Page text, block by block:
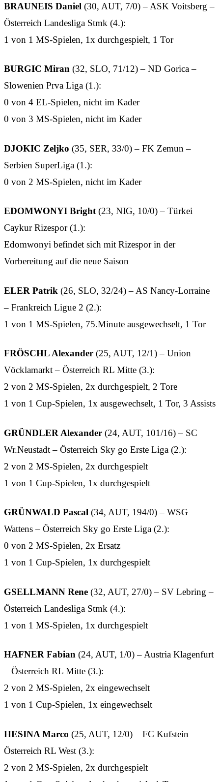
BRAUNEIS Daniel (30, AUT, 7/0) – ASK Voitsberg –
Österreich Landesliga Stmk (4.):
1 von 1 MS-Spielen, 1x durchgespielt, 1 Tor
BURGIC Miran (32, SLO, 71/12) – ND Gorica –
Slowenien Prva Liga (1.):
0 von 4 EL-Spielen, nicht im Kader
0 von 3 MS-Spielen, nicht im Kader
DJOKIC Zeljko (35, SER, 33/0) – FK Zemun –
Serbien SuperLiga (1.):
0 von 2 MS-Spielen, nicht im Kader
EDOMWONYI Bright (23, NIG, 10/0) – Türkei
Caykur Rizespor (1.):
Edomwonyi befindet sich mit Rizespor in der
Vorbereitung auf die neue Saison
ELER Patrik (26, SLO, 32/24) – AS Nancy-Lorraine
– Frankreich Ligue 2 (2.):
1 von 1 MS-Spielen, 75.Minute ausgewechselt, 1 Tor
FRÖSCHL Alexander (25, AUT, 12/1) – Union
Vöcklamarkt – Österreich RL Mitte (3.):
2 von 2 MS-Spielen, 2x durchgespielt, 2 Tore
1 von 1 Cup-Spielen, 1x ausgewechselt, 1 Tor, 3 Assists
GRÜNDLER Alexander (24, AUT, 101/16) – SC
Wr.Neustadt – Österreich Sky go Erste Liga (2.):
2 von 2 MS-Spielen, 2x durchgespielt
1 von 1 Cup-Spielen, 1x durchgespielt
GRÜNWALD Pascal (34, AUT, 194/0) – WSG
Wattens – Österreich Sky go Erste Liga (2.):
0 von 2 MS-Spielen, 2x Ersatz
1 von 1 Cup-Spielen, 1x durchgespielt
GSELLMANN Rene (32, AUT, 27/0) – SV Lebring –
Österreich Landesliga Stmk (4.):
1 von 1 MS-Spielen, 1x durchgespielt
HAFNER Fabian (24, AUT, 1/0) – Austria Klagenfurt
– Österreich RL Mitte (3.):
2 von 2 MS-Spielen, 2x eingewechselt
1 von 1 Cup-Spielen, 1x eingewechselt
HESINA Marco (25, AUT, 12/0) – FC Kufstein –
Österreich RL West (3.):
2 von 2 MS-Spielen, 2x durchgespielt